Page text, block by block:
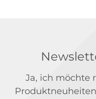
Ja, ich möchte